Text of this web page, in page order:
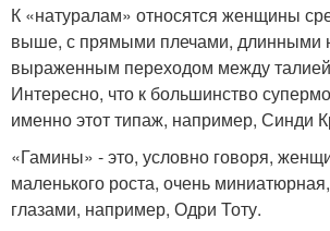
К «натуралам» относятся женщины
выше, с прямыми плечами, длинными
выраженным переходом между
Интересно, что к большинство
именно этот типаж, например, Синди
«Гамины» - это, условно говоря,
маленького роста, очень
глазами, например, Одри Тоту.